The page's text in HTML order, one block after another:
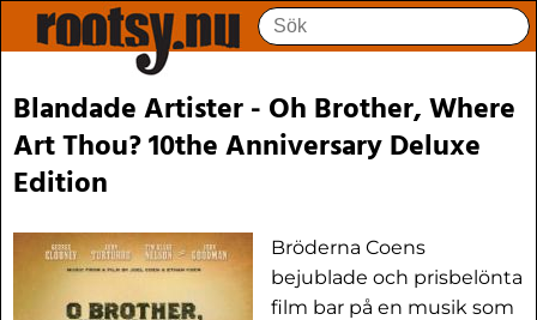
Blandade Artister - Oh Brother, Where
Art Thou? 10the Anniversary Deluxe
Edition
Bröderna Coens
bejublade och prisbelönta
film bar på en musik som